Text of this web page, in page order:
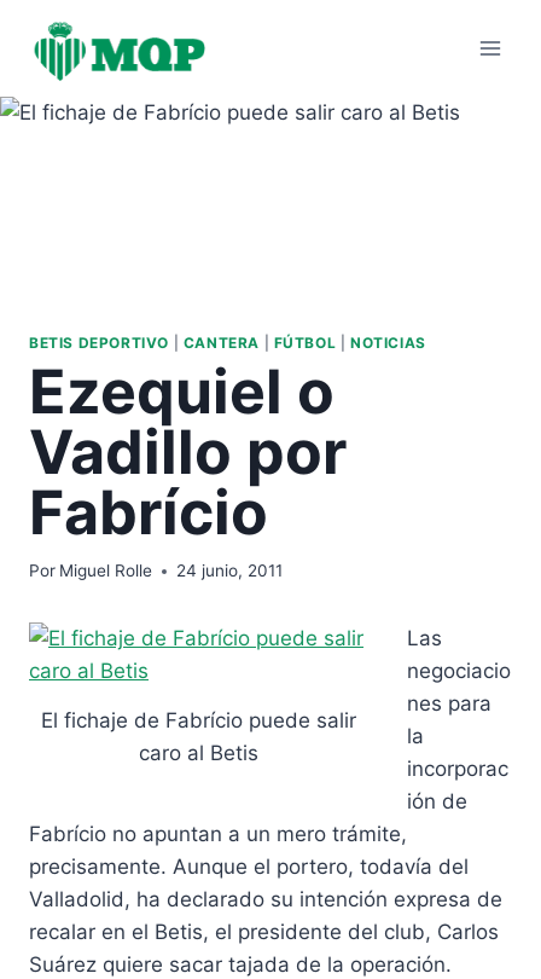
contenido
BETIS DEPORTIVO CANTERA FÚTBOL |NOTICIAS
Ezequiel o
Vadillo por
Fabrício
Por Miguel Rolle 24 junio, 2011
El fichaje de Fabrício puede salir
caro al Betis
Las
negociacio
nes para
la
incorporac
ión de
Fabrício no apuntan a un mero trámite,
precisamente. Aunque el portero, todavía del
Valladolid, ha declarado su intención expresa de
recalar en el Betis, el presidente del club, Carlos
Suárez quiere sacar tajada de la operación.